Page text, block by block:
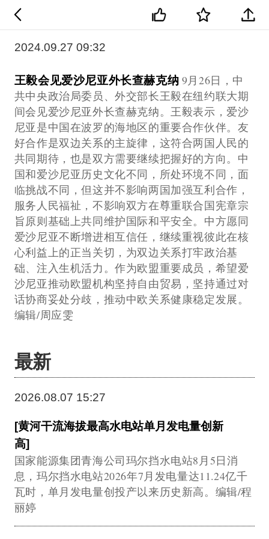
2024.09.27 09:32
王毅会见爱沙尼亚外长查赫克纳 9月26日，中
共中央政治局委员、外交部长王毅在纽约联大期
间会见爱沙尼亚外长查赫克纳。王毅表示，爱沙
尼亚是中国在波罗的海地区的重要合作伙伴。友
好合作是双边关系的主旋律，这符合两国人民的
共同期待，也是双方需要继续把握好的方向。中
国和爱沙尼亚历史文化不同，所处环境不同，面
临挑战不同，但这并不影响两国加强互利合作，
服务人民福祉，不影响双方在尊重联合国宪章宗
旨原则基础上共同维护国际和平安全。中方愿同
爱沙尼亚不断增进相互信任，继续重视彼此在核
心利益上的正当关切，为双边关系打牢政治基
础、注入生机活力。作为欧盟重要成员，希望爱
沙尼亚推动欧盟机构坚持自由贸易，坚持通过对
话协商妥处分歧，推动中欧关系健康稳定发展。
编辑/周应雯
最新
2026.08.07 15:27
[黄河干流海拔最高水电站单月发电量创新
高]
国家能源集团青海公司玛尔挡水电站8月5日消
息，玛尔挡水电站2026年7月发电量达11.24亿千
瓦时，单月发电量创投产以来历史新高。编辑/程
丽婷